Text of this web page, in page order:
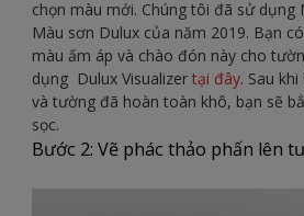
chọn màu mới. Chúng tôi đã sử dụng
Màu sơn Dulux của năm 2019. Bạn
màu ấm áp và chào đón này cho
dụng Dulux Visualizer tại đây. Sau
và tường đã hoàn toàn khô, bạn sẽ
sọc.
Bước 2: Vẽ phác thảo phấn lên